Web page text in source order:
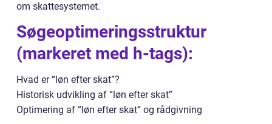
om skattesystemet.
Søgeoptimeringsstruktur
(markeret med h-tags):
Hvad er “løn efter skat”?
Historisk udvikling af “løn efter skat”
Optimering af “løn efter skat” og rådgivning